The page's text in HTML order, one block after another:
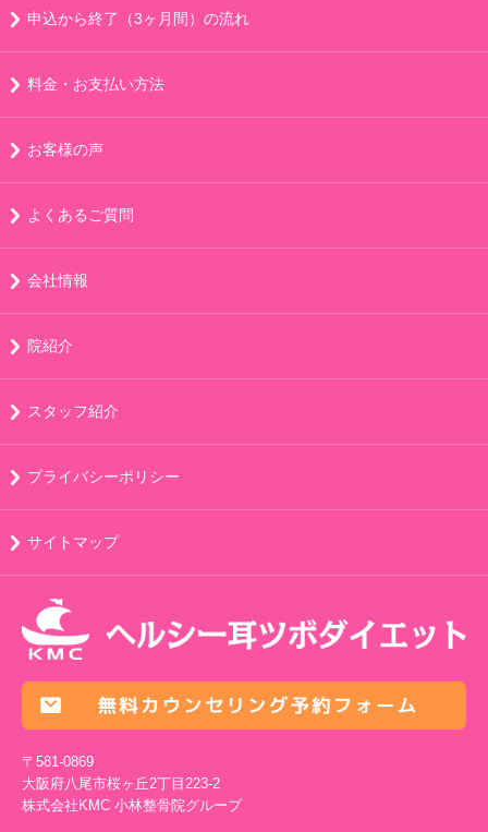
申込から終了（3ヶ月間）の流れ
料金・お支払い方法
お客様の声
よくあるご質問
会社情報
院紹介
スタッフ紹介
プライバシーポリシー
サイトマップ
〒581-0869
大阪府八尾市桜ヶ丘2丁目223-2
株式会社KMC 小林整骨院グループ